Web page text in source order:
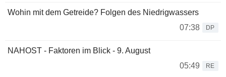
Wohin mit dem Getreide? Folgen des Niedrigwassers
07:38
DP
NAHOST - Faktoren im Blick - 9. August
05:49
RE